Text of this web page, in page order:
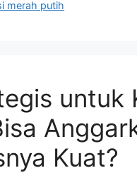
merah putih
untuk
Kuat?